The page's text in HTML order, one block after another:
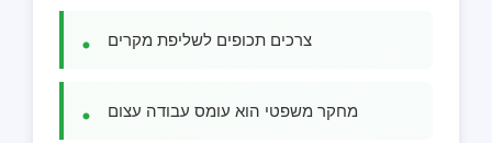
צרכים תכופים לשליפת מקרים
מחקר משפטי הוא עומס עבודה עצום